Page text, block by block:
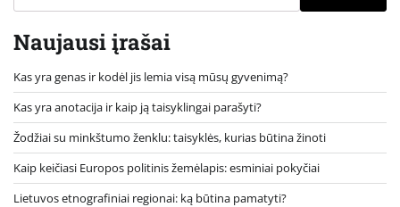
Naujausi įrašai
Kas yra genas ir kodėl jis lemia visą mūsų gyvenimą?
Kas yra anotacija ir kaip ją taisyklingai parašyti?
Žodžiai su minkštumo ženklu: taisyklės, kurias būtina žinoti
Kaip keičiasi Europos politinis žemėlapis: esminiai pokyčiai
Lietuvos etnografiniai regionai: ką būtina pamatyti?